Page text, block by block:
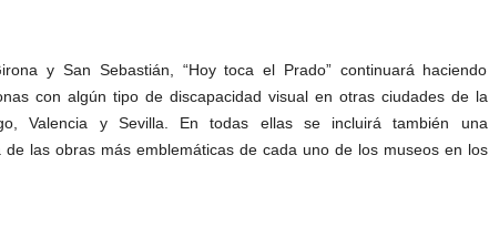
y San Sebastián, “Hoy toca el Prado” continuará haciendo
con algún tipo de discapacidad visual en otras ciudades de la
Valencia y Sevilla. En todas ellas se incluirá también una
las obras más emblemáticas de cada uno de los museos en los